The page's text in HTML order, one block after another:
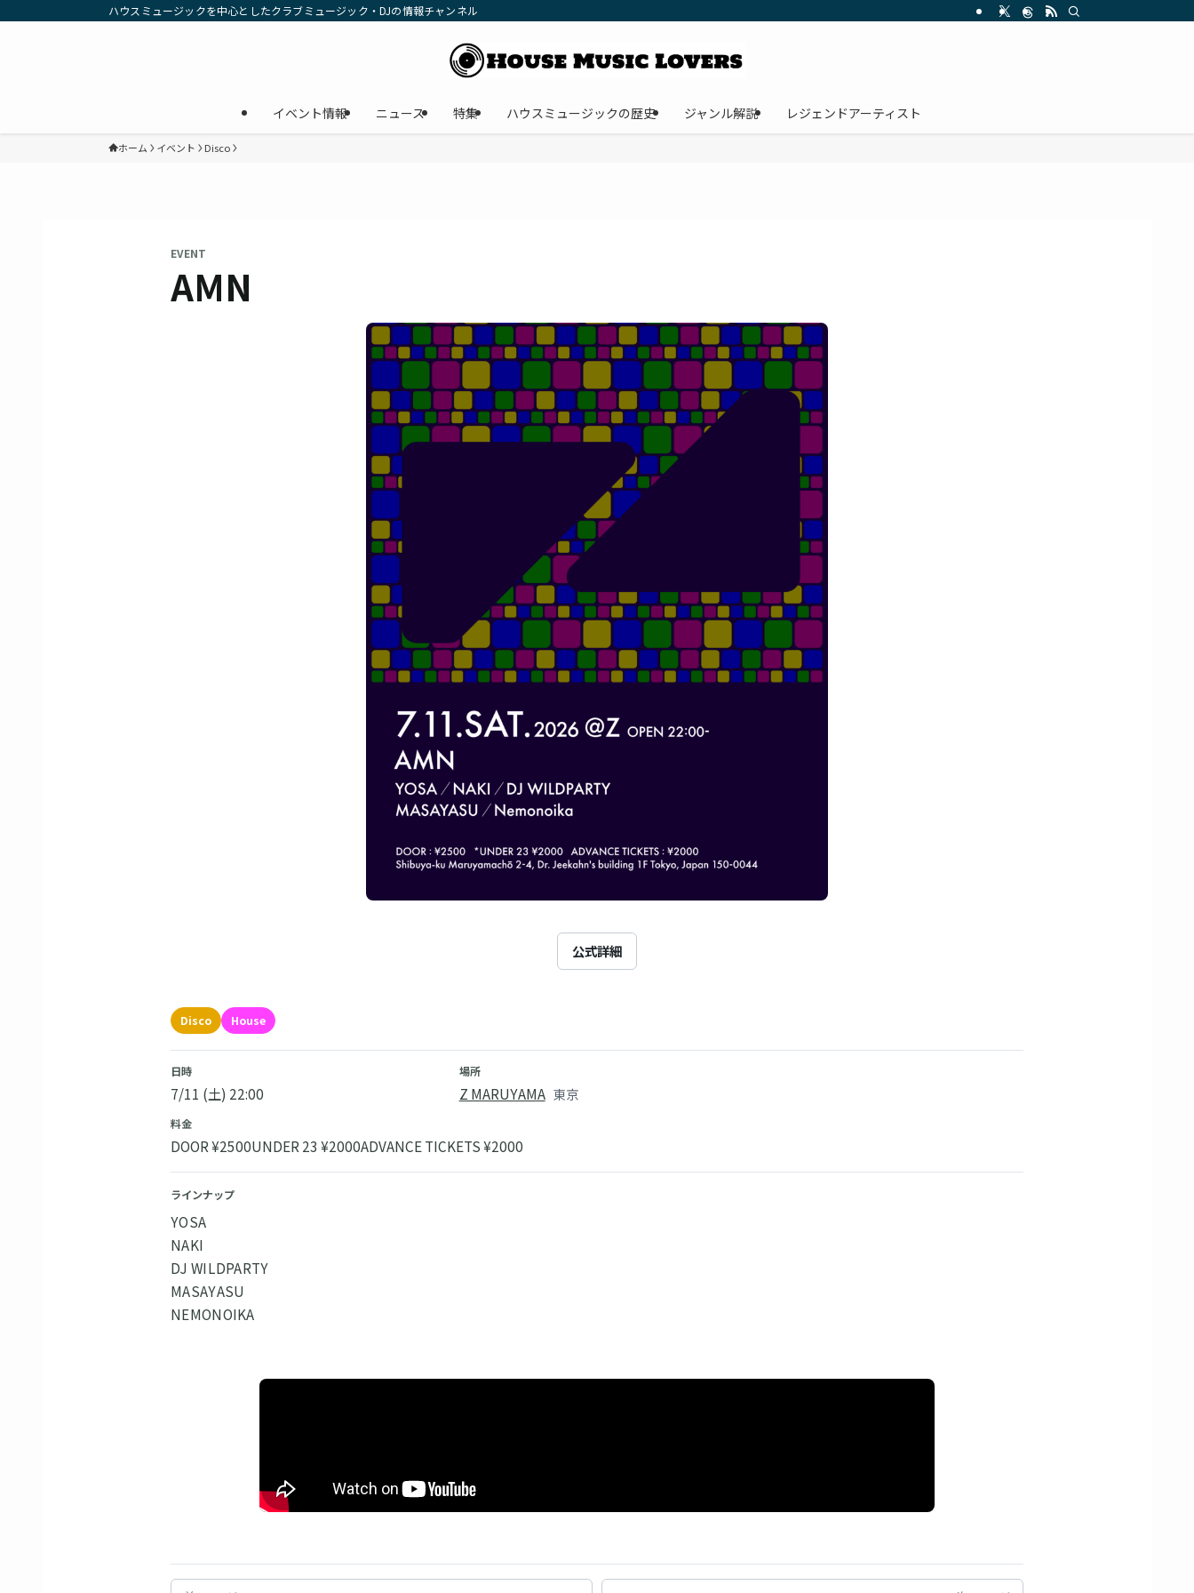
ハウスミュージックを中心としたクラブミュージック・DJの情報チャンネル
イベント情報 ニュース 特集 ハウスミュージックの歴史 ジャンル解説 レジェンドアーティスト
ホーム イベント Disco
EVENT
AMN
公式詳細
Disco House
日時
7/11 (土) 22:00
場所
Z MARUYAMA 東京
料金
DOOR ¥2500UNDER 23 ¥2000ADVANCE TICKETS ¥2000
ラインナップ
YOSA
NAKI
DJ WILDPARTY
MASAYASU
NEMONOIKA